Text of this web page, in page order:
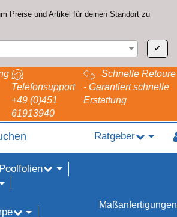
Preise und Artikel für deinen Standort zu
✔
Telefonsupport
+49 (0)451
61913940
Schnelle Retoure
- Garantiert schnelle
Erstattung
Ratgeber
Poolfolien
Maßanfertigungen